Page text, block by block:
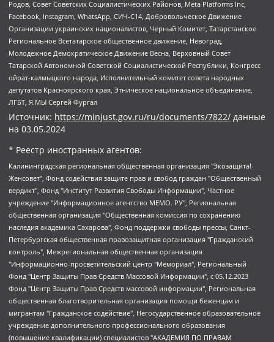
Родов, Совет Советских Социалистических Районов, Meta Platforms Inc,
Facebook, Instagram, WhatsApp, СИЧ-С14, Добровольческое Движение
Организации украинских националистов, Черный Комитет, Татарстанское
Региональное Всетатарское общественное движение, Невоград,
Молодежное Демократическое Движение Весна, Верховный Совет
Татарской Автономной Советской Социалистической Республики, Конгресс
ойрат-калмыцкого народа, Исполнительный комитет совета народных
депутатов Красноярского края, Этническое национальное объединение,
ЛГБТ, Я.МЫ Сергей Фургал
Источник: https://minjust.gov.ru/ru/documents/7822/ данные
на 03.05.2024
* Реестр иностранных агентов:
Калининградская региональная общественная организация "Экозащита!-Женсовет", Фонд содействия защите прав и свобод граждан "Общественный вердикт", Фонд "Институт Развития Свободы Информации", Частное учреждение "Информационное агентство МЕМО. РУ", Региональная общественная организация "Общественная комиссия по сохранению наследия академика Сахарова", Фонд поддержки свободы прессы, Санкт-Петербургская общественная правозащитная организация "Гражданский контроль", Межрегиональная общественная организация "Информационно-просветительский центр "Мемориал", Региональный Фонд "Центр Защиты Прав Средств Массовой Информации", с 05.12.2023 Фонд "Центр Защиты Прав Средств массовой информации", Региональная общественная благотворительная организация помощи беженцам и мигрантам "Гражданское содействие", Негосударственное образовательное учреждение дополнительного профессионального образования (повышение квалификации) специалистов "АКАДЕМИЯ ПО ПРАВАМ ЧЕЛОВЕКА", Свердловская региональная общественная организация "Сутяжник", Автономная некоммерческая организация "Центр независимых социологических исследований", Союз общественных объединений "Российский исследовательский центр по правам человека", Региональное общественное учреждение научно-информационный центр "МЕМОРИАЛ", Некоммерческая организация "Фонд защиты гласности", Автономная некоммерческая организация "Институт прав человека", Городская общественная организация "Екатеринбургское общество "МЕМОРИАЛ", Городская общественная организация "Рязанское историко-просветительское и правозащитное общество "Мемориал" (Рязанский Мемориал), Челябинский региональный орган общественной самодеятельности – женское общественное объединение "Женщины Евразии", Челябинский региональный орган общественной самодеятельности "Уральская правозащитная группа", Фонд содействия защите здоровья и социальной справедливости имени Андрея Рылькова, Автономная Некоммерческая Организация "Аналитический Центр Юрия Левады", Автономная некоммерческая организация социальной поддержки населения "Проект Апрель", Региональная общественная организация помощи женщинам и детям, находящимся в кризисной ситуации "Информационно-методический центр "Анна", Фонд содействия развитию массовых коммуникаций и правовому просвещению "Так-так-Так", Фонд содействия устойчивому развитию "Серебряная тайга", Свердловский региональный общественный фонд социальных проектов "Новое время", "Idel.Реалии", Кавказ.Реалии, Крым.Реалии, Телеканал Настоящее Время, Татаро-башкирская служба Радио Свобода (Azatliq Radiosi), Радио Свободная Европа/Радио Свобода (PCE/PC), "Сибирь.Реалии", "Фактограф", Благотворительный фонд помощи осужденным и их семьям, Автономная некоммерческая организация "Институт глобализации и социальных движений", Фонд "В защиту прав заключенных", Частное учреждение "Центр поддержки и содействия развитию средств массовой информации", Пензенский региональный общественный благотворительный фонд "Гражданский союз", "Север.Реалии", Некоммерческая организация Фонд "Правовая инициатива", Общество с ограниченной ответственностью "Радио Свободная Европа/Радио Свобода", Чешское информационное агентство "MEDIUM-ORIENT", Красноярская региональная общественная организация "Мы против СПИДа", Камалягин Денис Николаевич, Маркелов Сергей Евгеньевич, Пономарев Лев Александрович, Савицкая Людмила Алексеевна, Автономная некоммерческая организация "Центр по работе с проблемой насилия "НАСИЛИЮ.НЕТ", Межрегиональный профессиональный союз работников здравоохранения "Альянс врачей", Юридическое лицо, зарегистрированное в Латвийской Республике, SIA "Medusa Project" (регистрационный номер 40103797863, дата регистрации 10.06.2014), Некоммерческая организация "Фонд по борьбе с коррупцией", Автономная некоммерческая организация "Институт права и публичной политики", Баданин Роман Сергеевич, Гликин Максим Александрович, Железнова Мария Михайловна, Лукьянова Юлия Сергеевна, Маетная Елизавета Витальевна, Маняхин Петр Борисович, Чуракова Ольга Владимировна, Ярош Юлия Петровна, Юридическое лицо "The Insider SIA", зарегистрированное в Риге, Латвийская Республика (дата регистрации 26.06.2015), являющееся администратором доменного имени интернет-издания "The Insider SIA", https://theins.ru, Постернак Алексей Евгеньевич, Рубин Михаил Аркадьевич, Анин Роман Александрович, Юридическое лицо Istories fonds, зарегистрированное в Латвийской Республике (регистрационный номер 50008295751, дата регистрации 24.02.2020), Великовский Дмитрий Александрович, Долинина Ирина Николаевна, Мароховская Алеся Алексеевна, Шлейнов Роман Юрьевич, Шмагун Олеся Валентиновна, Общество с ограниченной ответственностью "Альтаир 2021", Общество с ограниченной ответственностью "Вега 2021", Общество с ограниченной ответственностью "Главный редактор 2021", Общество с ограниченной ответственностью "Ромашки монолит", Важенков Артем Валерьевич, Ивановская областная общественная организация "Центр гендерных исследований", Гурман Юрий Альбертович, Медиапроект "ОВД-Инфо", Егоров Владимир Владимирович, Жилинский Владимир Александрович, Общество с ограниченной ответственностью "ЗП", Иванова София Юрьевна, Карезина Инна Павловна, Кильтау Екатерина Викторовна, Петров Алексей Викторович, Пискунов Сергей Евгеньевич, Смирнов Сергей Сергеевич, Тихонов Михаил Сергеевич, Общество с ограниченной ответственностью "ЖУРНАЛИСТ-ИНОСТРАННЫЙ АГЕНТ", Арапова Галина Юрьевна, Вольтская Татьяна Анатольевна, Американская компания "Mason G.E.S. Anonymous Foundation" (США), являющаяся владельцем интернет-издания https://mnews.world/, Компания "Stichting Bellingcat", зарегистрированная в Нидерландах (дата регистрации 11.07.2018), Захаров Андрей Вячеславович, Клепиковская Екатерина Дмитриевна, Общество с ограниченной ответственностью "МЕМО", Перл Роман Александрович, Симонов Евгений Алексеевич, Соловьева Елена Анатольевна, Сотников Даниил Владимирович, Сурначева Елизавета Дмитриевна, Автономная некоммерческая организация по защите прав человека и информированию населения "Якутия – Наше Мнение", Общество с ограниченной ответственностью "Москоу диджитал медиа", с 26.01.2023 Общество с ограниченной ответственностью "Чайка Белые сады", Ветошкина Валерия Валерьевна, Заговора Максим Александрович, Межрегиональное общественное движение "Российская ЛГБТ - сеть", Оленичев Максим Владимирович, Павлов Иван Юрьевич, Скворцова Елена Сергеевна, Общество с ограниченной ответственностью "Как бы инагент", Кочетков Игорь Викторович, Общество с ограниченной ответственностью "Честные выборы", Еланчик Олег Александрович, Общество с ограниченной ответственностью "Нобелевский призыв", Гималова Регина Эмилевна, Григорьев Андрей Валерьевич, Григорьева Алина Александровна, Ассоциация по содействию защите прав призывников, альтернативнослужащих и военнослужащих "Правозащитная группа "Гражданин.Армия.Право", Хисамова Регина Фаритовна, Автономная некоммерческая организация по реализации социально-правовых программ "Лилит", Дальневосточное общественное движение "Маяк", Санкт-Петербургская ЛГБТ-инициативная группа "Выход", Инициативная группа ЛГБТ+ "Реверс", Алексеев Андрей Викторович, Бекбулатова Таисия Львовна, Беляев Иван Михайлович, Владыкина Елена Сергеевна, Гельман Марат Александрович, Никульшина Вероника Юрьевна, Толоконникова Надежда Андреевна, Шендерович Виктор Анатольевич, Общество с ограниченной ответственностью "Данное сообщение", Общество с ограниченной ответственностью Издательский дом "Новая глава", Айнбиндер Александра Александровна, Московский комьюнити-центр для ЛГБТ+инициатив, Благотворительный фонд развития филантропии, Deutsche Welle (Германия, Kurt-Schumacher-Strasse 3, 53113 Bonn), Борзунова Мария Михайловна, Воробьев Виктор Викторович, Голубева Анна Львовна, Константинова Алла Михайловна, Малкова Ирина Владимировна, Мурадов Мурад Абдулгалимович, Осетинская Елизавета Николаевна, Понасенков Евгений Николаевич, Ганапольский Матвей Юрьевич, Киселев Евгений Алексеевич, Борухович Ирина Григорьевна, Дремин Иван Тимофеевич, Дубровский Дмитрий Викторович, Красноярская региональная общественная организация поддержки и развития альтернативных образовательных технологий и межкультурных коммуникаций "ИНТЕРРА", Маяковская Екатерина Алексеевна, Фейгин Марк Захарович, Филимонов Андрей Викторович, Дзугкоева Регина Николаевна, Доброхотов Роман Александрович, Дудь Юрий Александрович, Елкин Сергей Владимирович, Кругликов Кирилл Игоревич, Сабунаева Мария Леонидовна, Семенов Алексей Владимирович, Шаинян Карен Багратович, Шульман Екатерина Михайловна, Асафьев Артур Валерьевич, Вахштайн Виктор Семенович, Венедиктов Алексей Алексеевич, Лушникова Екатерина Евгеньевна, Волков Леонид Михайлович, Невзоров Александр Глебович, Пархоменко Сергей Борисович, Сироткин Ярослав Николаевич, Кара-Мурза Владимир Владимирович, Баранова Наталья Владимировна, Гозман Леонид Яковлевич, Кагарлицкий Борис Юльевич, Климарев Михаил Валерьевич, Милов Владимир Станиславович, Автономная некоммерческая организация Краснодарский центр современного искусства "Типография", Моргенштерн Алишер Тагирович, Соболь Любовь Эдуардовна, Общество с ограниченной ответственностью "ЛИЗА НОРМ", Каспаров Гарри Кимович, Ходорковский Михаил Борисович, Общество с ограниченной ответственностью "Апрельские тезисы", Данилович Ирина Брониславовна, Кашин Олег Владимирович, Петров Николай Владимирович, Пивоваров Алексей Владимирович, Соколов Михаил Владимирович, Цветкова Юлия Владимировна, Чичваркин Евгений Александрович, Комитет против пыток/Команда против пыток, Общество с ограниченной ответственностью "Первый научный", Общество с ограниченной ответственностью "Вертолет и ко", Белоцерковская Вероника Борисовна, Кац Максим Евгеньевич, Лазарева Татьяна Юрьевна, Шаведдинов Руслан Табризович, Яшин Илья Валерьевич, Общество с ограниченной ответственностью "Иноагент ААВ", Алешковский Дмитрий Петрович, Альбац Евгения Марковна, Быков Дмитрий Львович, Галямина Юлия Евгеньевна, Лойко Сергей Леонидович, Мартынов Кирилл Константинович, Медведев Сергей Александрович, Крашенинников Федор Геннадиевич, Гордеева Катерина Вл